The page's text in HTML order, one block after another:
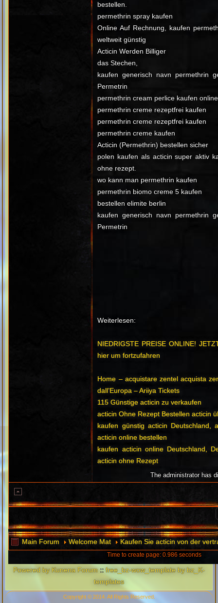
bestellen.
permethrin spray kaufen
Online Auf Rechnung, kaufen
weltweit günstig
Acticin Werden Billiger
das Stechen,
kaufen generisch navn permethrin
Permetrin
permethrin cream perlice kaufen online
permethrin creme rezeptfrei kaufen
permethrin creme rezeptfrei kaufen
permethrin creme kaufen
Acticin (Permethrin) bestellen sicher
polen kaufen als acticin super aktiv
ohne rezept.
wo kann man permethrin kaufen
permethrin biomo creme 5 kaufen
bestellen elimite berlin
kaufen generisch navn permethrin
Permetrin
Weiterlesen:
NIEDRIGSTE PREISE ONLINE!
hier um fortzufahren
Home – acquistare zentel acquista
dall’Europa – Ariiya Tickets
115 Günstige acticin zu verkaufen
acticin Ohne Rezept Bestellen acticin
kaufen günstig acticin Deutschland,
acticin online bestellen
kaufen acticin online Deutschland,
acticin ohne Rezept
The administrator has
Main Forum Welcome Mat Kaufen Sie acticin von der
Time to create page: 0.986 seconds
Powered by Kunena Forum::free_bz-wow_template by bz_K-
templates
Copyright © 2014. All Rights Reserved.